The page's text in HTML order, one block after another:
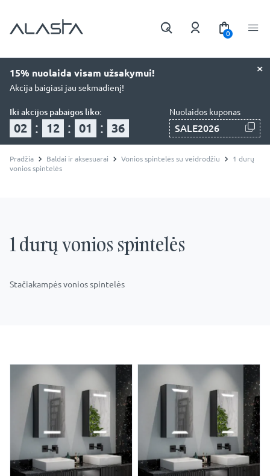
0
×
15% nuolaida visam užsakymui!
Akcija baigiasi jau sekmadienį!
Iki akcijos pabaigos liko:
02 : 12 : 01 : 35
Nuolaidos kuponas
SALE2026
Pradžia Baldai ir aksesuarai Vonios spintelės su veidrodžiu
1 durų
vonios spintelės
1 durų vonios spintelės
Stačiakampės vonios spintelės